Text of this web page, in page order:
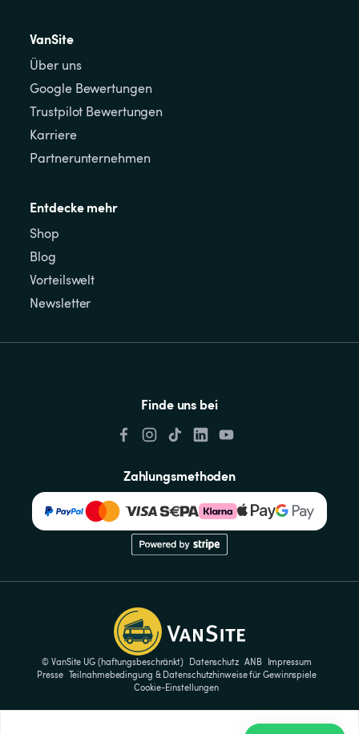
VanSite
Über uns
Google Bewertungen
Trustpilot Bewertungen
Karriere
Partnerunternehmen
Entdecke mehr
Shop
Blog
Vorteilswelt
Newsletter
Finde uns bei
Zahlungsmethoden
© VanSite UG (haftungsbeschränkt) Datenschutz ANB
Impressum
Presse Teilnahmebedingung & Datenschutzhinweise für Gewinnspiele
Cookie-Einstellungen